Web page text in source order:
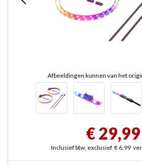
Afbeeldingen kunnen van het
€ 29,99
Inclusief btw, exclusief € 6,99